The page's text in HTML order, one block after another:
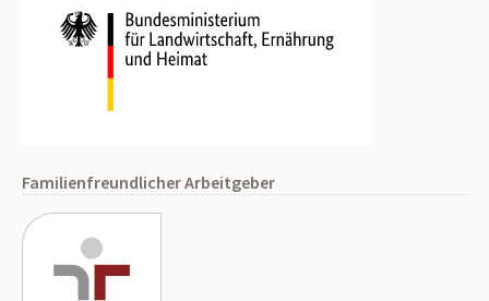
Familienfreundlicher Arbeitgeber